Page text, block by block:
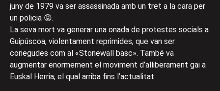
juny de 1979 va ser assassinada amb un tret a la cara per
un policia 😡.
La seva mort va generar una onada de protestes socials a
Guipúscoa, violentament reprimides, que van ser
conegudes com al «Stonewall basc». També va
augmentar enormement el moviment d’alliberament gai a
Euskal Herria, el qual arriba fins l’actualitat.